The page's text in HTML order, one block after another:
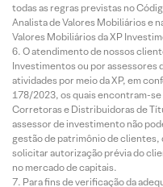
todas as regras previstas no
Analista de Valores Mobiliários e
Valores Mobiliários da XP
O atendimento de nossos
Investimentos ou por assessores
atividades por meio da XP, em
178/2023, os quais encontram-
Corretoras e Distribuidoras de
assessor de investimento não
gestão de patrimônio de
solicitar autorização prévia do
no mercado de capitais.
Para fins de verificação da